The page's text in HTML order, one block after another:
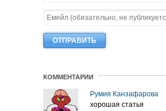
КОММЕНТАРИИ
Румия Канзафарова
хорошая статья